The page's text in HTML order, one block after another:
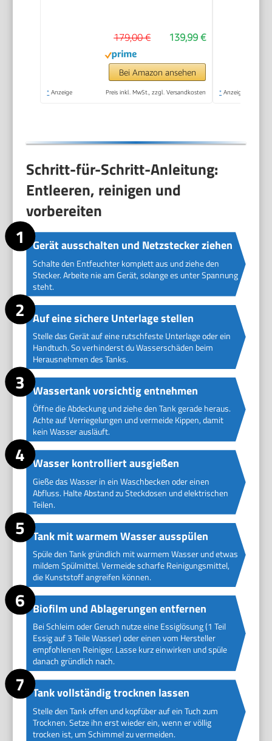
3L,APP-fähig, Weiß,
MDDF-16DEN7-WF
139,99 €
179,00 €
Bei Amazon ansehen
* Anzeige Preis inkl. MwSt., zzgl. Versandkosten * Anzeige
Schritt-für-Schritt-Anleitung:
Entleeren, reinigen und
vorbereiten
Gerät ausschalten und Netzstecker ziehen
Schalte den Entfeuchter komplett aus und ziehe den
Stecker. Arbeite nie am Gerät, solange es unter Spannung
steht.
Auf eine sichere Unterlage stellen
Stelle das Gerät auf eine rutschfeste Unterlage oder ein
Handtuch. So verhinderst du Wasserschäden beim
Herausnehmen des Tanks.
Wassertank vorsichtig entnehmen
Öffne die Abdeckung und ziehe den Tank gerade heraus.
Achte auf Verriegelungen und vermeide Kippen, damit
kein Wasser ausläuft.
Wasser kontrolliert ausgießen
Gieße das Wasser in ein Waschbecken oder einen
Abfluss. Halte Abstand zu Steckdosen und elektrischen
Teilen.
Tank mit warmem Wasser ausspülen
Spüle den Tank gründlich mit warmem Wasser und etwas
mildem Spülmittel. Vermeide scharfe Reinigungsmittel,
die Kunststoff angreifen können.
Biofilm und Ablagerungen entfernen
Bei Schleim oder Geruch nutze eine Essiglösung (1 Teil
Essig auf 3 Teile Wasser) oder einen vom Hersteller
empfohlenen Reiniger. Lasse kurz einwirken und spüle
danach gründlich nach.
Tank vollständig trocknen lassen
Stelle den Tank offen und kopfüber auf ein Tuch zum
Trocknen. Setze ihn erst wieder ein, wenn er völlig
trocken ist, um Schimmel zu vermeiden.